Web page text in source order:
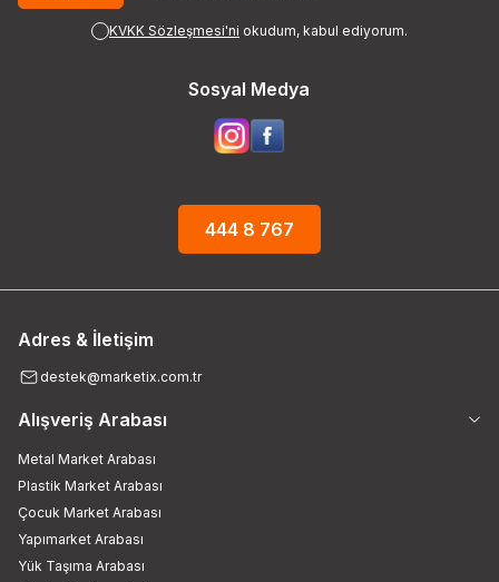
KVKK Sözleşmesi'ni okudum, kabul ediyorum.
Sosyal Medya
444 8 767
Adres & İletişim
destek@marketix.com.tr
Alışveriş Arabası
Metal Market Arabası
Plastik Market Arabası
Çocuk Market Arabası
Yapımarket Arabası
Yük Taşıma Arabası